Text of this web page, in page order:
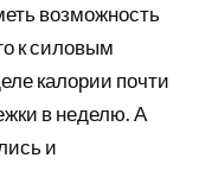
возможность
к силовым
калории почти
в неделю. А
и